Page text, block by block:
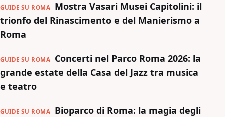
GUIDE SU ROMA
Mostra Vasari Musei Capitolini: il
trionfo del Rinascimento e del Manierismo a
Roma
GUIDE SU ROMA
Concerti nel Parco Roma 2026: la
grande estate della Casa del Jazz tra musica
e teatro
GUIDE SU ROMA Bioparco di Roma: la magia degli